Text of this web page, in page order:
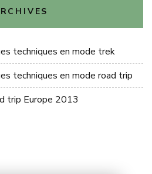
techniques en mode trek
techniques en mode road trip
trip Europe 2013